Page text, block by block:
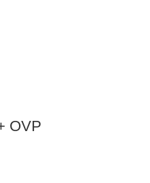
OVP